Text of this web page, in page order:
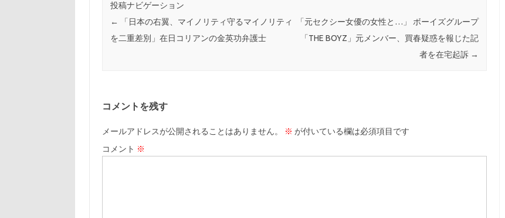
投稿ナビゲーション
←
「日本の右翼、マイノリティ守るマイノリティ
を二重差別」在日コリアンの金英功弁護士
「元セクシー女優の女性と…」 ボーイズグループ
「THE BOYZ」元メンバー、買春疑惑を報じた記
者を在宅起訴 →
コメントを残す
メールアドレスが公開されることはありません。 ※ が付いている欄は必須項目です
コメント ※